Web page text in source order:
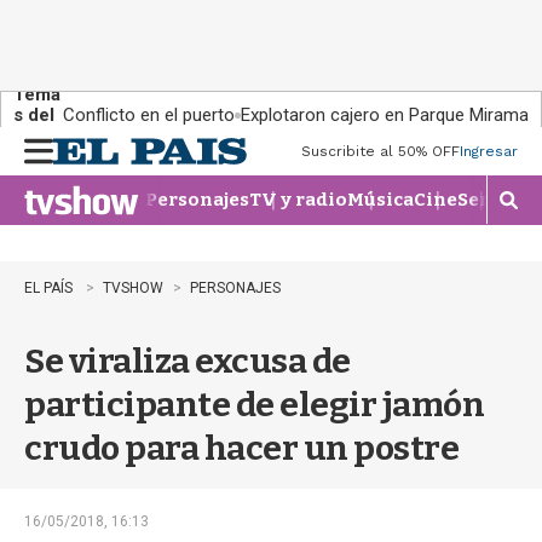
Tema
s del
día:
Conflicto en el puerto Explotaron cajero en Parque Miramar
n
u
Suscribite al 50% OFFIngresar
PersonajesTV y radioMúsicaCineSeries
M
o
EL PAÍS TVSHOW PERSONAJES
Se viraliza excusa de
participante de elegir jamón
crudo para hacer un postre
16/05/2018, 16:13